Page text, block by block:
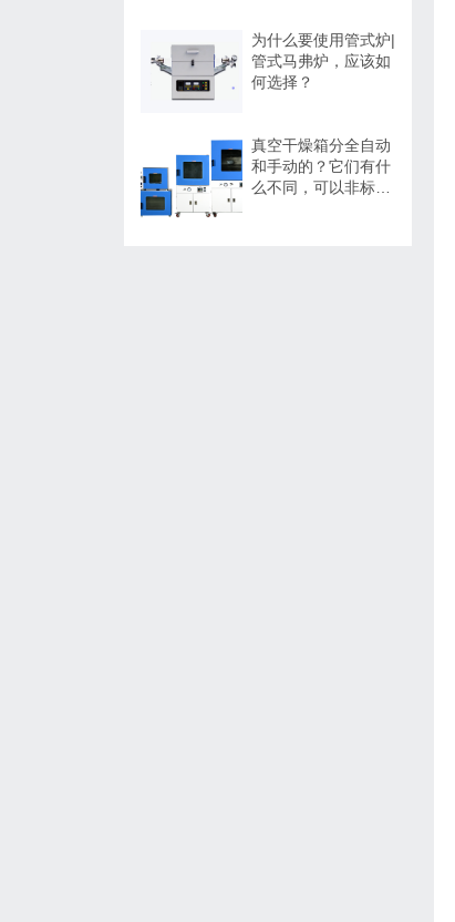
为什么要使用管式炉|
管式马弗炉，应该如
何选择？
真空干燥箱分全自动
和手动的？它们有什
么不同，可以非标定